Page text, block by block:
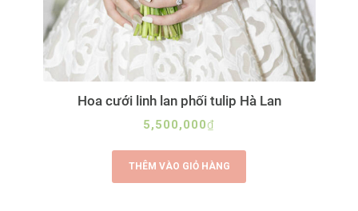
Hoa cưới linh lan phối tulip Hà Lan
5,500,000₫
THÊM VÀO GIỎ HÀNG